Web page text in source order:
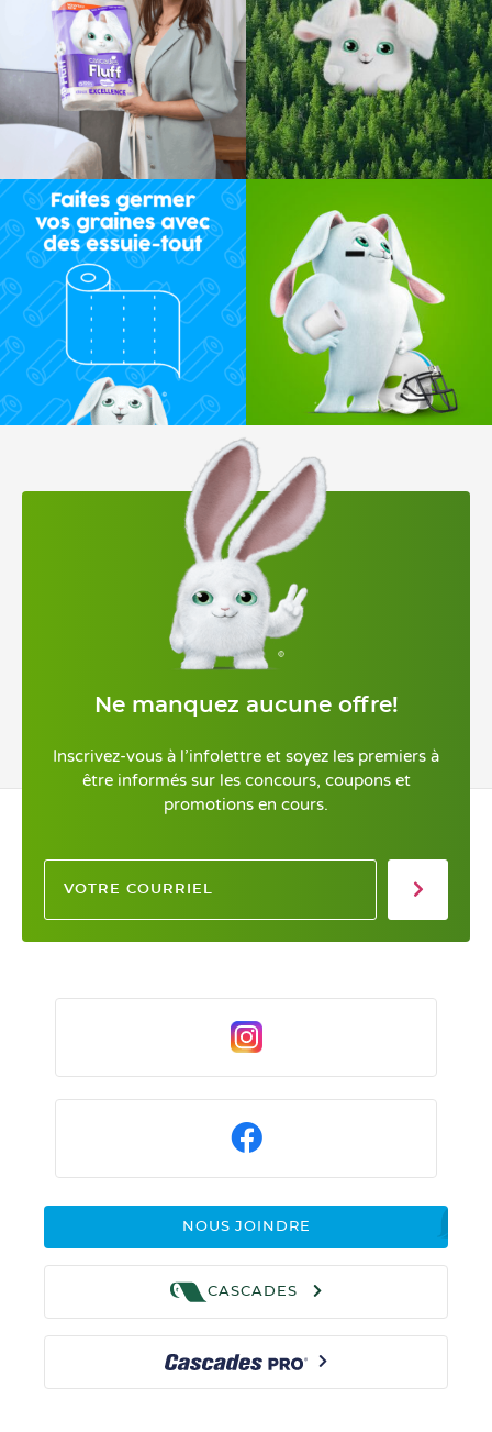
Ne manquez aucune offre!
Inscrivez-vous à l’infolettre et soyez les premiers à
être informés sur les concours, coupons et
promotions en cours.
NOUS JOINDRE
CASCADES